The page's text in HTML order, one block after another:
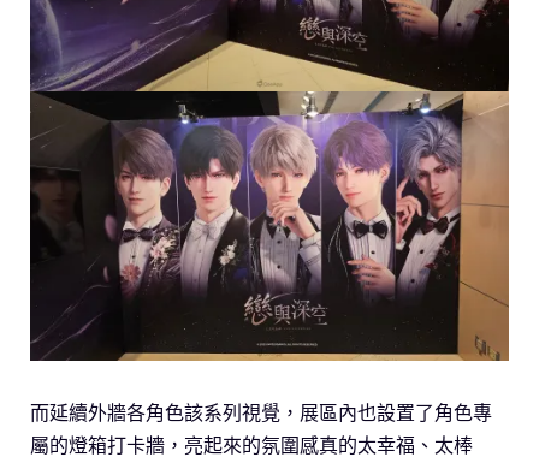
而延續外牆各角色該系列視覺，展區內也設置了角色專
屬的燈箱打卡牆，亮起來的氛圍感真的太幸福、太棒